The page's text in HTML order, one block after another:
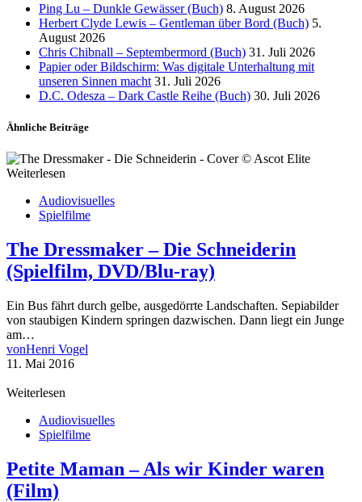
Ping Lu – Dunkle Gewässer (Buch) 8. August 2026
Herbert Clyde Lewis – Gentleman über Bord (Buch) 5.
August 2026
Chris Chibnall – Septembermord (Buch) 31. Juli 2026
Papier oder Bildschirm: Was digitale Unterhaltung mit
unseren Sinnen macht 31. Juli 2026
D.C. Odesza – Dark Castle Reihe (Buch) 30. Juli 2026
Ähnliche Beiträge
Weiterlesen
Audiovisuelles
Spielfilme
The Dressmaker – Die Schneiderin
(Spielfilm, DVD/Blu-ray)
Ein Bus fährt durch gelbe, ausgedörrte Landschaften. Sepiabilder
von staubigen Kindern springen dazwischen. Dann liegt ein Junge
am…
vonHenri Vogel
11. Mai 2016
Weiterlesen
Audiovisuelles
Spielfilme
Petite Maman – Als wir Kinder waren
(Film)